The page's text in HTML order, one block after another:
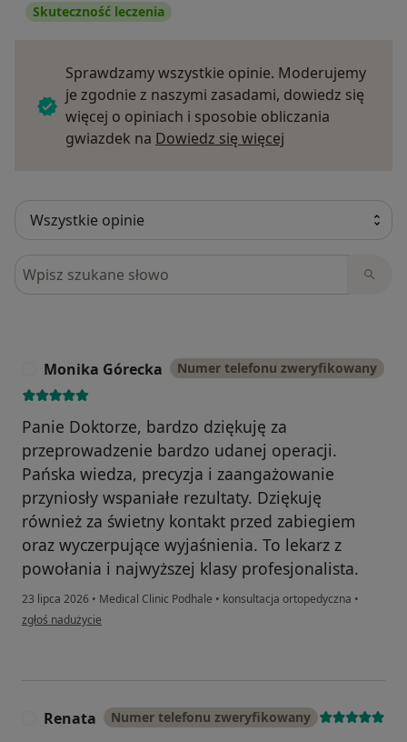
Skuteczność leczenia
Sprawdzamy wszystkie opinie. Moderujemy
je zgodnie z naszymi zasadami, dowiedz się
więcej o opiniach i sposobie obliczania
gwiazdek na Dowiedz się więcej
Szukaj w opiniach
Monika Górecka Numer telefonu zweryfikowany
Panie Doktorze, bardzo dziękuję za
przeprowadzenie bardzo udanej operacji.
Pańska wiedza, precyzja i zaangażowanie
przyniosły wspaniałe rezultaty. Dziękuję
również za świetny kontakt przed zabiegiem
oraz wyczerpujące wyjaśnienia. To lekarz z
powołania i najwyższej klasy profesjonalista.
23 lipca 2026 • Medical Clinic Podhale • konsultacja ortopedyczna •
w opinii użytkownika Monika Górecka
zgłoś nadużycie
Renata Numer telefonu zweryfikowany